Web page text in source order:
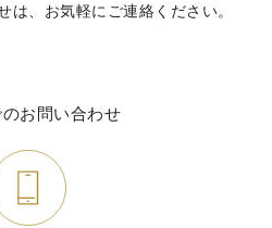
は、お気軽にご連絡ください。
お問い合わせ